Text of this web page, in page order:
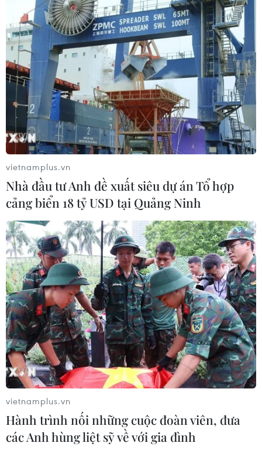
vietnamplus.vn
Nhà đầu tư Anh đề xuất siêu dự án Tổ hợp
cảng biển 18 tỷ USD tại Quảng Ninh
vietnamplus.vn
Hành trình nối những cuộc đoàn viên, đưa
các Anh hùng liệt sỹ về với gia đình